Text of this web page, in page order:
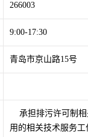
266003
9:00-17:30
青岛市京山路15号
承担排污许可制相
用的相关技术服务工